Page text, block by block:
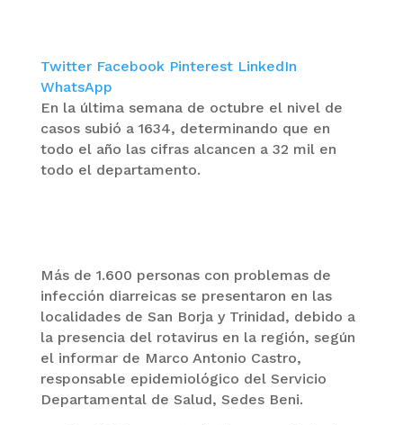
Twitter Facebook Pinterest LinkedIn
WhatsApp
En la última semana de octubre el nivel de
casos subió a 1634, determinando que en
todo el año las cifras alcancen a 32 mil en
todo el departamento.
Más de 1.600 personas con problemas de
infección diarreicas se presentaron en las
localidades de San Borja y Trinidad, debido a
la presencia del rotavirus en la región, según
el informar de Marco Antonio Castro,
responsable epidemiológico del Servicio
Departamental de Salud, Sedes Beni.